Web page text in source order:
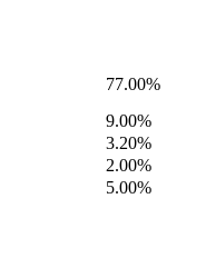
77.00%
9.00%
3.20%
2.00%
5.00%